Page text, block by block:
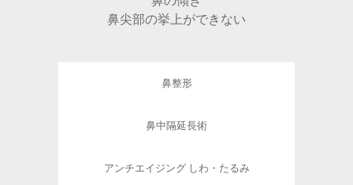
鼻尖部の挙上ができない
鼻整形
鼻中隔延長術
アンチエイジング しわ・たるみ